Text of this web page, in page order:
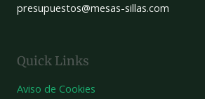
presupuestos@mesas-sillas.com
Quick Links
Aviso de Cookies